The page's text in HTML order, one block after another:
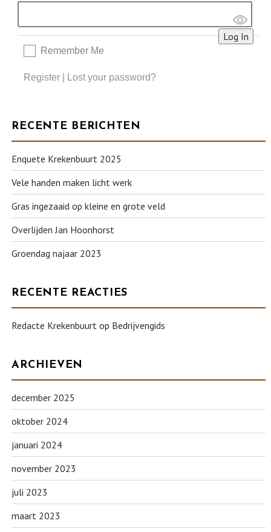
Remember Me
Register Lost your password?
RECENTE BERICHTEN
Enquete Krekenbuurt 2025
Vele handen maken licht werk
Gras ingezaaid op kleine en grote veld
Overlijden Jan Hoonhorst
Groendag najaar 2023
RECENTE REACTIES
Redacte Krekenbuurt op Bedrijvengids
ARCHIEVEN
december 2025
oktober 2024
januari 2024
november 2023
juli 2023
maart 2023